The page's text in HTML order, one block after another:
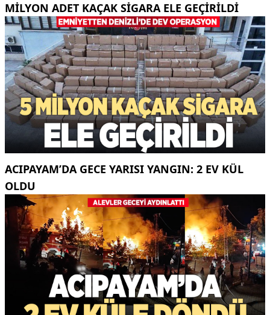
MILYON ADET KAÇAK SIGARA ELE GEÇIRILDI
ACIPAYAM’DA GECE YARISI YANGIN: 2 EV KÜL
OLDU